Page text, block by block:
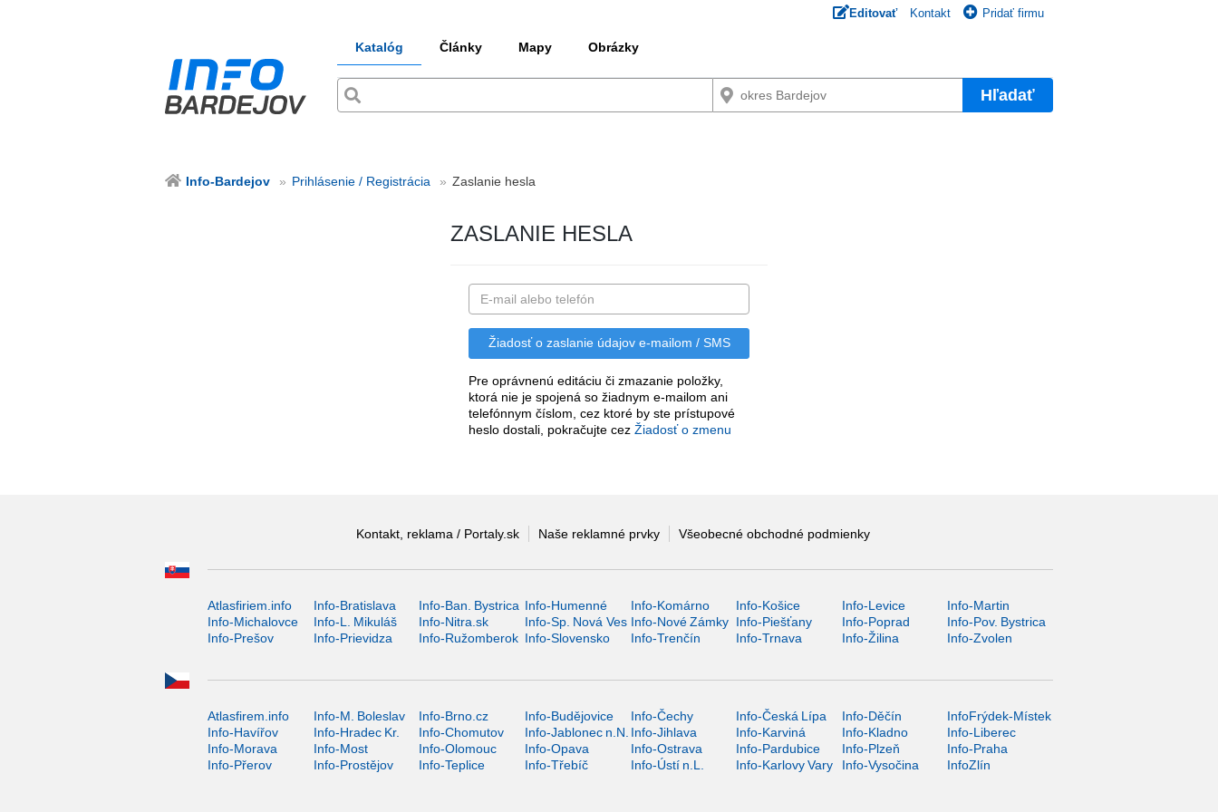
Editovať Kontakt Pridať firmu
Katalóg Články Mapy Obrázky
Hľadať
Info-Bardejov Prihlásenie / Registrácia Zaslanie hesla
ZASLANIE HESLA
Pre oprávnenú editáciu či zmazanie položky,
ktorá nie je spojená so žiadnym e-mailom ani
telefónnym číslom, cez ktoré by ste prístupové
heslo dostali, pokračujte cez Žiadosť o zmenu
Kontakt, reklama / Portaly.sk Naše reklamné prvky Všeobecné obchodné podmienky
Atlasfiriem.info Info-Bratislava Info-Ban. Bystrica Info-Humenné Info-Komárno Info-Košice Info-Levice
Info-Martin
Info-Michalovce
Info-L. Mikuláš Info-Nitra.sk Info-Sp. Nová Ves Info-Nové Zámky Info-Piešťany Info-Poprad
Info-Pov. Bystrica
Info-Prešov
Info-Prievidza Info-Ružomberok Info-Slovensko Info-Trenčín Info-Trnava Info-Žilina Info-Zvolen
Atlasfirem.info Info-M. Boleslav Info-Brno.cz Info-Budějovice Info-Čechy Info-Česká Lípa Info-Děčín
InfoFrýdek-Místek
Info-Havířov
Info-Hradec Kr. Info-Chomutov Info-Jablonec n.N. Info-Jihlava Info-Karviná Info-Kladno
Info-Liberec
Info-Morava
Info-Most Info-Olomouc Info-Opava Info-Ostrava Info-Pardubice Info-Plzeň
Info-Praha
Info-Přerov
Info-Prostějov Info-Teplice Info-Třebíč Info-Ústí n.L. Info-Karlovy Vary Info-Vysočina InfoZlín